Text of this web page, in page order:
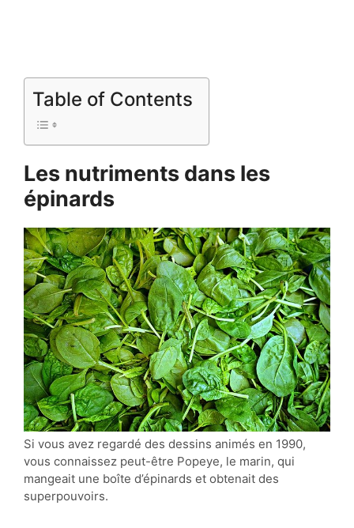
Table of Contents
Les nutriments dans les
épinards
Si vous avez regardé des dessins animés en 1990,
vous connaissez peut-être Popeye, le marin, qui
mangeait une boîte d’épinards et obtenait des
superpouvoirs.